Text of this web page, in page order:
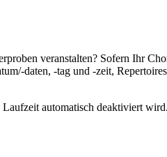
veranstalten? Sofern Ihr
daten, -tag und -zeit,
automatisch deaktiviert